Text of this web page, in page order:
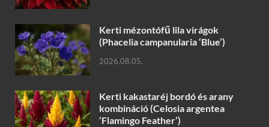
Kerti mézontófű lila virágok
(Phacelia campanularia ‘Blue’)
2026.08.05.
Kerti kakastaréj bordó és arany
kombináció (Celosia argentea
‘Flamingo Feather’)